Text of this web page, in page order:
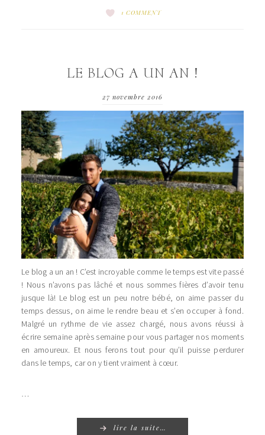
1 COMMENT
LE BLOG A UN AN !
27 novembre 2016
Le blog a un an ! C’est incroyable comme le temps est vite passé
! Nous n’avons pas lâché et nous sommes fières d’avoir tenu
jusque là! Le blog est un peu notre bébé, on aime passer du
temps dessus, on aime le rendre beau et s’en occuper à fond.
Malgré un rythme de vie assez chargé, nous avons réussi à
écrire semaine après semaine pour vous partager nos moments
en amoureux. Et nous ferons tout pour qu’il puisse perdurer
dans le temps, car on y tient vraiment à cœur.
…
lire la suite…